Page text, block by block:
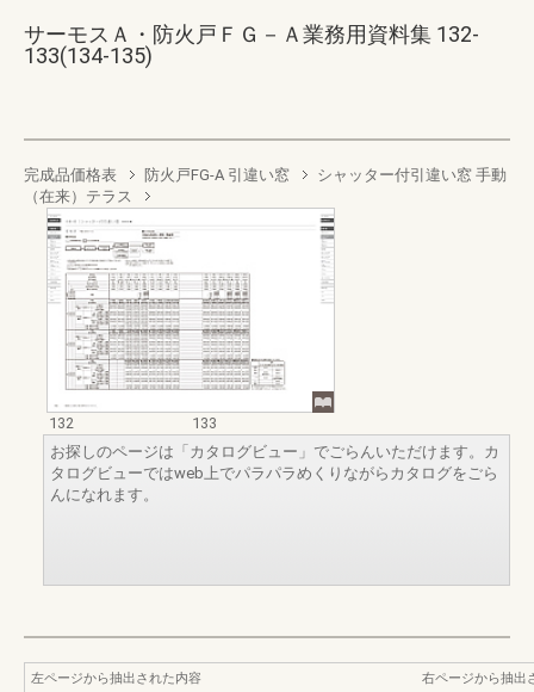
サーモスＡ・防火戸ＦＧ－Ａ業務用資料集 132-
133(134-135)
完成品価格表 防火戸FG-A 引違い窓
シャッター付引違い窓 手動
（在来）テラス
132
133
お探しのページは「カタログビュー」でごらんいただけます。カ
タログビューではweb上でパラパラめくりながらカタログをごら
んになれます。
左ページから抽出された内容
右ページから抽出